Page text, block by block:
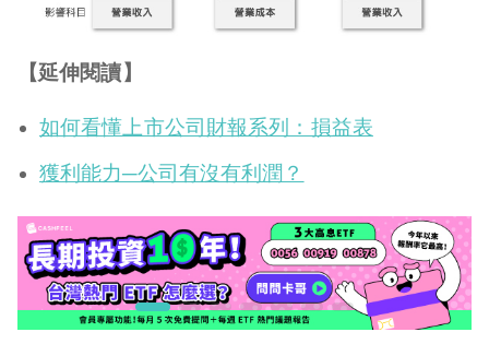
【延伸閱讀】
如何看懂上市公司財報系列：損益表
獲利能力─公司有沒有利潤？